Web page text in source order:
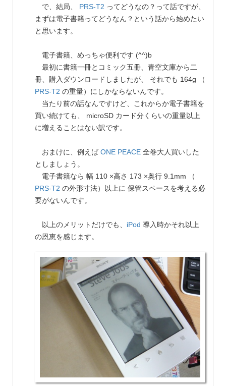
で、結局、 PRS-T2 ってどうなの？って話ですが、
まずは電子書籍ってどうなん？という話から始めたい
と思います。
電子書籍、めっちゃ便利です (^^)b
最初に書籍一冊とコミック五冊、青空文庫から二
冊、購入ダウンロードしましたが、 それでも 164g （
PRS-T2 の重量）にしかならないんです。
当たり前の話なんですけど、これからか電子書籍を
買い続けても、 microSD カード分くらいの重量以上
に増えることはない訳です。
おまけに、例えば ONE PEACE 全巻大人買いした
としましょう。
電子書籍なら 幅 110 ×高さ 173 ×奥行 9.1mm （
PRS-T2 の外形寸法）以上に 保管スペースを考える必
要がないんです。
以上のメリットだけでも、 iPod 導入時かそれ以上
の恩恵を感じます。